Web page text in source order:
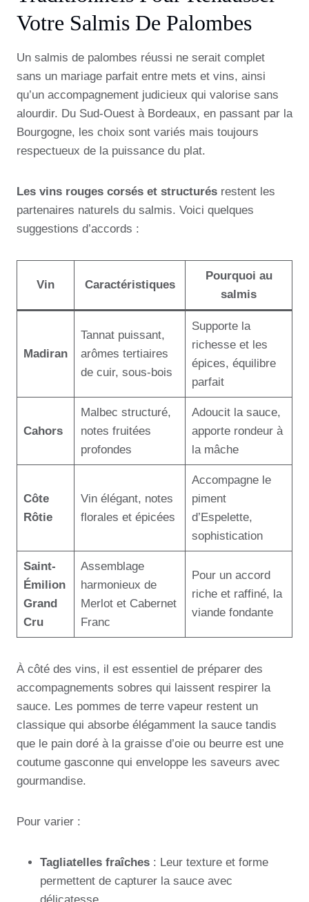
Votre Salmis De Palombes
Un salmis de palombes réussi ne serait complet
sans un mariage parfait entre mets et vins, ainsi
qu’un accompagnement judicieux qui valorise sans
alourdir. Du Sud-Ouest à Bordeaux, en passant par la
Bourgogne, les choix sont variés mais toujours
respectueux de la puissance du plat.
Les vins rouges corsés et structurés restent les
partenaires naturels du salmis. Voici quelques
suggestions d’accords :
Vin Caractéristiques
Pourquoi au
salmis
Madiran
Tannat puissant,
arômes tertiaires
de cuir, sous-bois
Supporte la
richesse et les
épices, équilibre
parfait
Cahors
Malbec structuré,
notes fruitées
profondes
Adoucit la sauce,
apporte rondeur à
la mâche
Côte
Rôtie
Vin élégant, notes
florales et épicées
Accompagne le
piment
d’Espelette,
sophistication
Saint-
Émilion
Grand
Cru
Assemblage
harmonieux de
Merlot et Cabernet
Franc
Pour un accord
riche et raffiné, la
viande fondante
À côté des vins, il est essentiel de préparer des
accompagnements sobres qui laissent respirer la
sauce. Les pommes de terre vapeur restent un
classique qui absorbe élégamment la sauce tandis
que le pain doré à la graisse d’oie ou beurre est une
coutume gasconne qui enveloppe les saveurs avec
gourmandise.
Pour varier :
Tagliatelles fraîches : Leur texture et forme
permettent de capturer la sauce avec